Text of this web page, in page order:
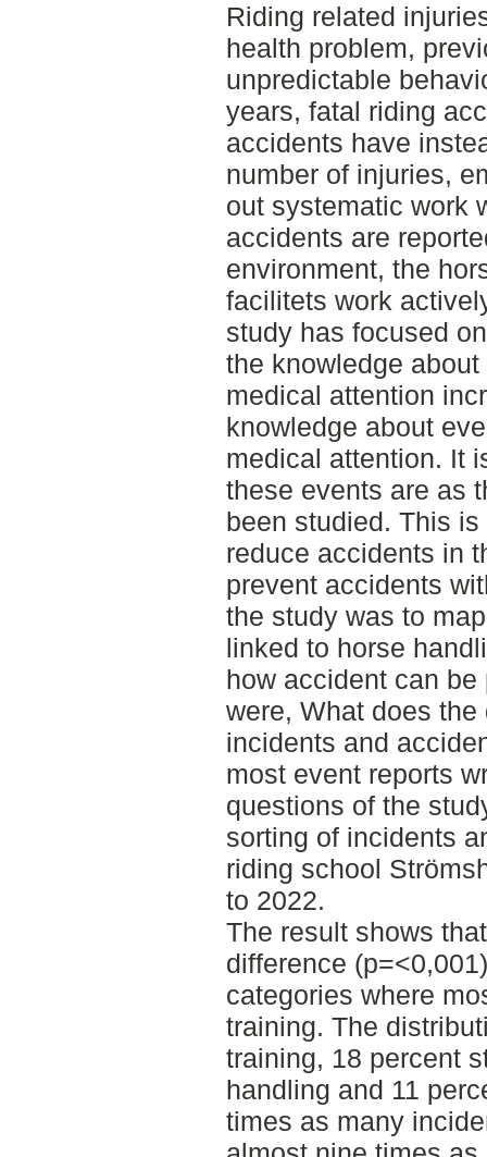
Riding related
health problem,
unpredictable
years, fatal riding
accidents have
number of injuries,
out systematic work
accidents are
environment, the
facilitets work
study has focused
the knowledge
medical attention
knowledge about
medical attention. It
these events are as
been studied. This
reduce accidents in
prevent accidents
the study was to
linked to horse
how accident can
were, What does
incidents and
most event reports
questions of the
sorting of incidents
riding school
to 2022.
The result shows
difference
categories where
training. The
training, 18 percent
handling and 11
times as many